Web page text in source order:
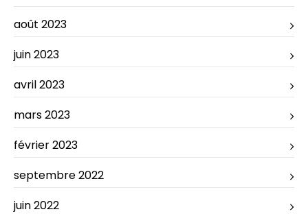
août 2023
juin 2023
avril 2023
mars 2023
février 2023
septembre 2022
juin 2022